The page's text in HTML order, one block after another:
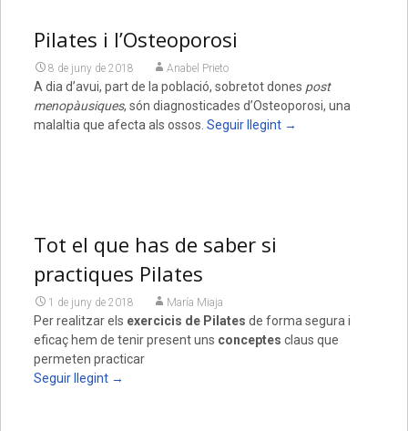
Pilates i l’Osteoporosi
8 de juny de 2018 Anabel Prieto
A dia d’avui, part de la població, sobretot dones post
menopàusiques, són diagnosticades d’Osteoporosi, una
malaltia que afecta als ossos. Seguir llegint →
Tot el que has de saber si
practiques Pilates
1 de juny de 2018 María Miaja
Per realitzar els exercicis de Pilates de forma segura i
eficaç hem de tenir present uns conceptes claus que
permeten practicar
Seguir llegint →